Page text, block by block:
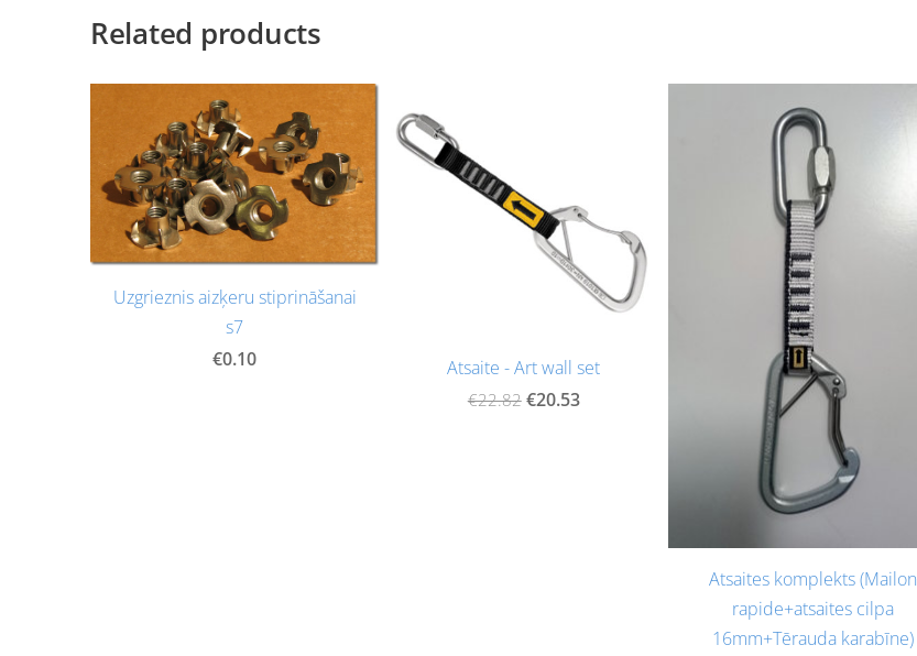
Related products
Uzgrieznis aizķeru stiprināšanai
s7
€0.10
Atsaite - Art wall set
€22.82 €20.53
Atsaites komplekts (Mailon
rapide+atsaites cilpa
16mm+Tērauda karabīne)